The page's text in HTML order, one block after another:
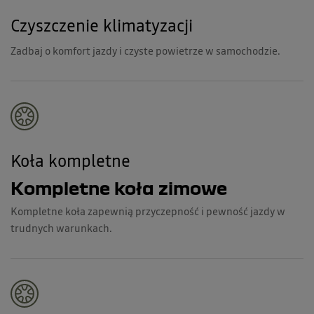
Czyszczenie klimatyzacji
Zadbaj o komfort jazdy i czyste powietrze w samochodzie.
Koła kompletne
Kompletne koła zimowe
Kompletne koła zapewnią przyczepność i pewność jazdy w
trudnych warunkach.